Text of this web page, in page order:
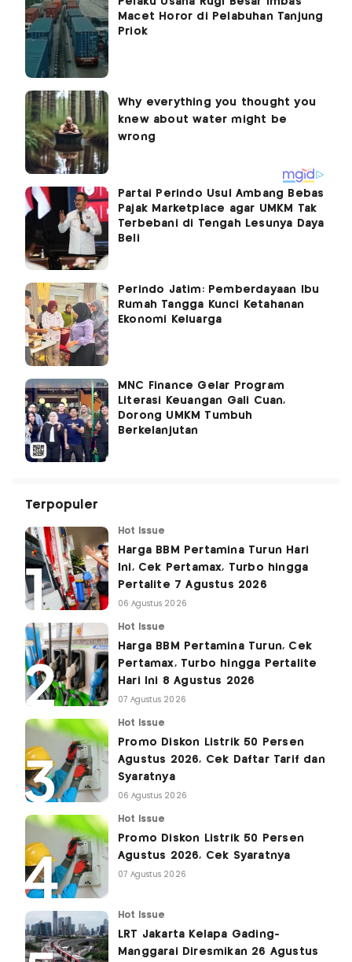
Macet Horor di Pelabuhan Tanjung
Priok
Partai Perindo Usul Ambang Bebas
Pajak Marketplace agar UMKM Tak
Terbebani di Tengah Lesunya Daya
Beli
Perindo Jatim: Pemberdayaan Ibu
Rumah Tangga Kunci Ketahanan
Ekonomi Keluarga
MNC Finance Gelar Program
Literasi Keuangan Gali Cuan,
Dorong UMKM Tumbuh
Berkelanjutan
Terpopuler
Hot Issue
Harga BBM Pertamina Turun Hari
Ini, Cek Pertamax, Turbo hingga
Pertalite 7 Agustus 2026
06 Agustus 2026
Hot Issue
Harga BBM Pertamina Turun, Cek
Pertamax, Turbo hingga Pertalite
Hari Ini 8 Agustus 2026
07 Agustus 2026
Hot Issue
Promo Diskon Listrik 50 Persen
Agustus 2026, Cek Daftar Tarif dan
Syaratnya
06 Agustus 2026
Hot Issue
Promo Diskon Listrik 50 Persen
Agustus 2026, Cek Syaratnya
07 Agustus 2026
Hot Issue
LRT Jakarta Kelapa Gading-
Manggarai Diresmikan 26 Agustus